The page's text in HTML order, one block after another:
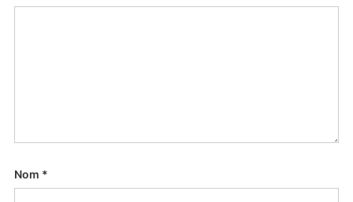
Nom *